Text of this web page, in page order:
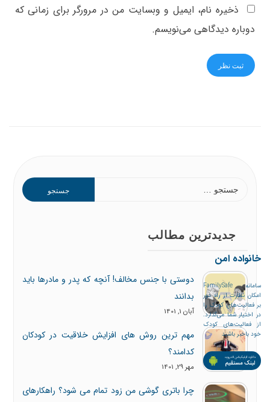
ذخیره نام، ایمیل و وبسایت من در مرورگر برای زمانی که
دوباره دیدگاهی می‌نویسم.
جدیدترین مطالب
دوستی با جنس مخالف! آنچه که پدر و مادرها باید
بدانند
آبان 1, 1401
مهم ترین روش های افزایش خلاقیت در کودکان
کدامند؟
مهر 29, 1401
چرا باتری گوشی من زود تمام می شود؟ راهکارهای
خانواده امن
سامانه FamilySafe
امکان نظارت از راه دور
بر فعالیت‌های کودک را
در اختیار شما می‌گذارد.
از فعالیت‌های کودک
خود باخبر باشید